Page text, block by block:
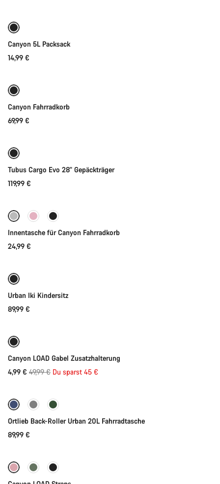
Canyon 5L Packsack
14,99 €
Canyon Fahrradkorb
69,99 €
Tubus Cargo Evo 28" Gepäckträger
119,99 €
Innentasche für Canyon Fahrradkorb
24,99 €
Urban Iki Kindersitz
89,99 €
Canyon LOAD Gabel Zusatzhalterung
4,99 € Ursprungspreis
49,99 € Du sparst 45 €In den Warenkorb
Ortlieb Back-Roller Urban 20L Fahrradtasche
89,99 €